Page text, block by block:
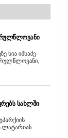
ნია იმნაძე
ᲡᲐᲮᲚᲨᲘ
ლატარიას